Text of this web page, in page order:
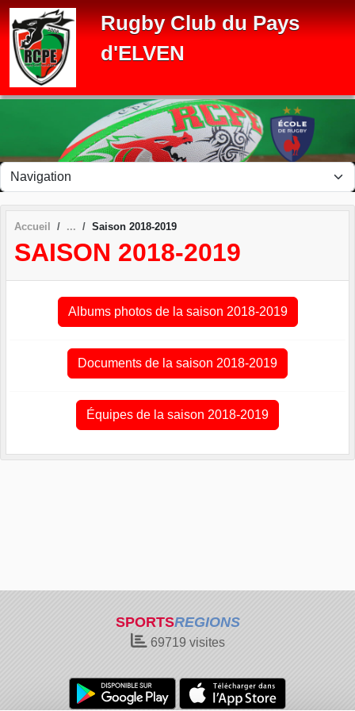
Rugby Club du Pays
d'ELVEN
Accueil Saison 2018-2019
SAISON 2018-2019
Albums photos de la saison 2018-2019
Documents de la saison 2018-2019
Équipes de la saison 2018-2019
SPORTSREGIONS
69719 visites
Panneau de gestion des cookies